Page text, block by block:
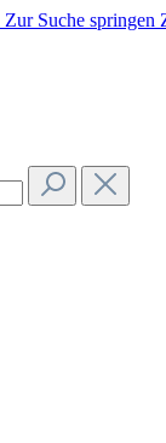
Zur Suche springen